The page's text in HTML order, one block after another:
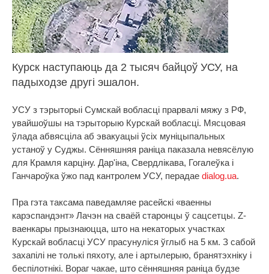
Курск наступаюць да 2 тысяч байцоў УСУ, на
падыходзе другі эшалон.
УСУ з тэрыторыі Сумскай вобласці прарвалі мяжу з РФ,
увайшоўшы на тэрыторыю Курскай вобласці. Мясцовая
ўлада абвясціла аб эвакуацыі ўсіх муніцыпальных
устаноў у Суджы. Сённяшняя раніца паказала невясёлую
для Крамля карціну. Дар'іна, Свердлікава, Гогалеўка і
Ганчароўка ўжо пад кантролем УСУ, перадае dialog.ua.
Пра гэта таксама паведамляе расейскі «ваенны
карэспандэнт» Лачэн на сваёй старонцы ў сацсетцы. Z-
ваенкары прызнаюцца, што на некаторых участках
Курскай вобласці УСУ прасунуліся ўглыб на 5 км. З сабой
захапілі не толькі пяхоту, але і артылерыю, бранятэхніку і
беспілотнікі. Вораг чакае, што сённяшняя раніца будзе